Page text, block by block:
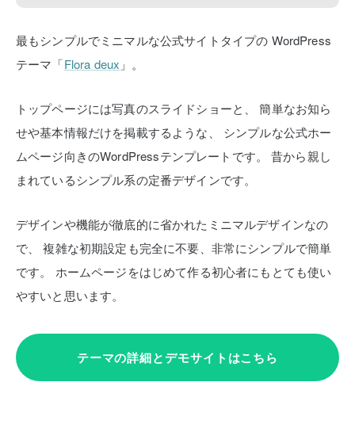
最もシンプルでミニマルな公式サイトタイプの WordPress
テーマ「Flora deux 」。
トップページには写真のスライドショーと、
簡単なお知ら
せや基本情報だけを掲載するような、
シンプルな公式ホー
ムページ向きのWordPressテンプレートです。
昔から親し
まれているシンプル系の定番デザインです。
デザインや機能が徹底的に省かれたミニマルデザインなの
で、
複雑な初期設定も完全に不要、非常にシンプルで簡単
です。
ホームページをはじめて作る初心者にもとても使い
やすいと思います。
テーマの詳細とデモサイトはこちら